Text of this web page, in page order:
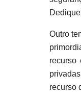
Outro
recurso
recurso